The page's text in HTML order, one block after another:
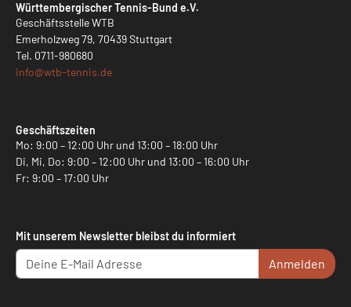
Württembergischer Tennis-Bund e.V.
Geschäftsstelle WTB
Emerholzweg 79, 70439 Stuttgart
Tel. 0711-980680
info@wtb-tennis.de
Geschäftszeiten
Mo: 9:00 – 12:00 Uhr und 13:00 – 18:00 Uhr
Di, Mi, Do: 9:00 – 12:00 Uhr und 13:00 – 16:00 Uhr
Fr: 9:00 – 17:00 Uhr
Mit unserem Newsletter bleibst du informiert
Anmelden